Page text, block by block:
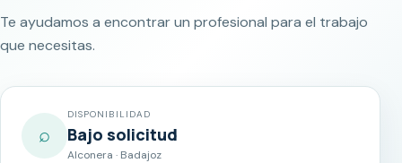
Te ayudamos a encontrar un profesional para el trabajo
que necesitas.
⌕
DISPONIBILIDAD
Bajo solicitud
Alconera · Badajoz